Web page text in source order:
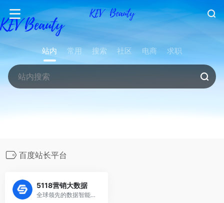
站内 常用 搜索 社区 电商 求职
百度站长平台
5118营销大数据
全球领先的数据智能科技平台